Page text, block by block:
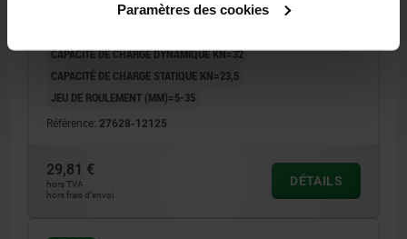
Paramètres des cookies
MODÈLE 2=FILETAGE À DROITE L=22 D2=17,5 D3=22
CAPACITÉ DE CHARGE DYNAMIQUE KN=32
CAPACITÉ DE CHARGE STATIQUE KN=23,5
JEU DE ROULEMENT (ΜM)=5-35
Référence: 27628-12125
29,81 €
hors TVA
hors frais d’envoi
DÉTAILS